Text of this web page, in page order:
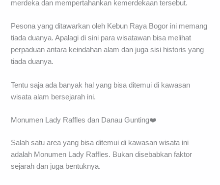
merdeka dan mempertahankan kemerdekaan tersebut.
Pesona yang ditawarkan oleh Kebun Raya Bogor ini memang
tiada duanya. Apalagi di sini para wisatawan bisa melihat
perpaduan antara keindahan alam dan juga sisi historis yang
tiada duanya.
Tentu saja ada banyak hal yang bisa ditemui di kawasan
wisata alam bersejarah ini.
Monumen Lady Raffles dan Danau Gunting❤️
Salah satu area yang bisa ditemui di kawasan wisata ini
adalah Monumen Lady Raffles. Bukan disebabkan faktor
sejarah dan juga bentuknya.